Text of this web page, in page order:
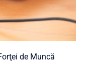
de Muncă